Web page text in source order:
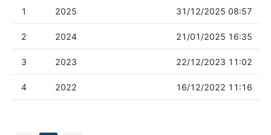
1 2025 31/12/2025 08:57
2 2024 21/01/2025 16:35
3 2023 22/12/2023 11:02
4 2022 16/12/2022 11:16